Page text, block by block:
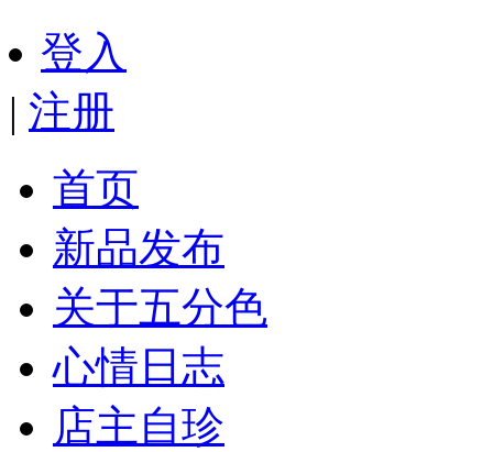
登入
| 注册
首页
新品发布
关于五分色
心情日志
店主自珍